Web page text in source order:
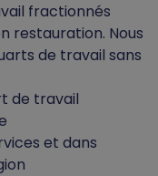
fractionnés
restauration. Nous
de travail sans
de travail
et dans